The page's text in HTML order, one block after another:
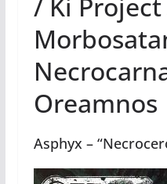
/ Ki
Oreamnos
Asphyx –